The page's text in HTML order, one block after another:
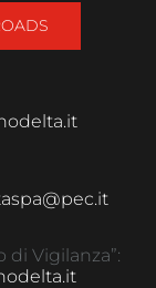
di Vigilanza”: